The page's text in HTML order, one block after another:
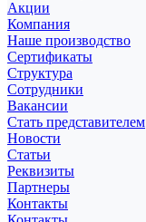
Акции
Компания
Наше производство
Сертификаты
Структура
Сотрудники
Вакансии
Стать представителем
Новости
Статьи
Реквизиты
Партнеры
Контакты